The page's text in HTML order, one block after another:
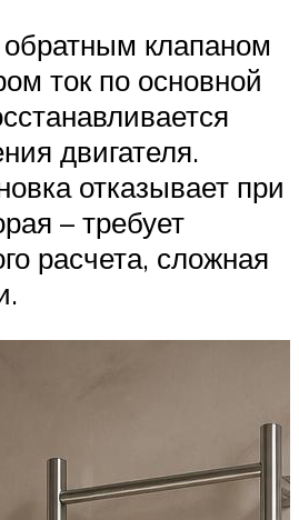
клапаном
ток по основной
двигателя.
отказывает при
– требует
расчета, сложная